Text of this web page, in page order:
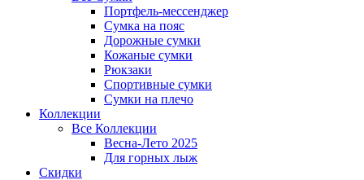
Портфель-мессенджер
Сумка на пояс
Дорожные сумки
Кожаные сумки
Рюкзаки
Спортивные сумки
Сумки на плечо
Коллекции
Все Коллекции
Весна-Лето 2025
Для горных лыж
Скидки